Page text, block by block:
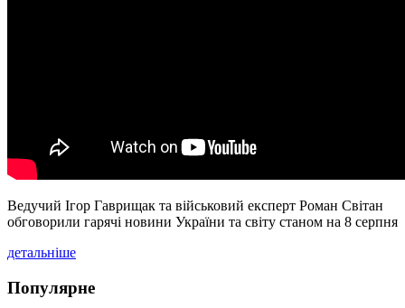
Ведучий Ігор Гаврищак та військовий експерт Роман Світан
обговорили гарячі новини України та світу станом на 8 серпня
детальніше
Популярне